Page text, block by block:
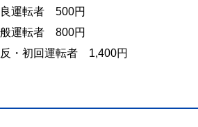
運転者 500円
運転者 800円
・初回運転者 1,400円